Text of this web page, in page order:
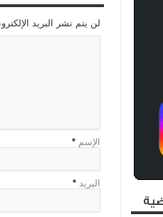
لن يتم نشر البريد
الإسم *
البريد *